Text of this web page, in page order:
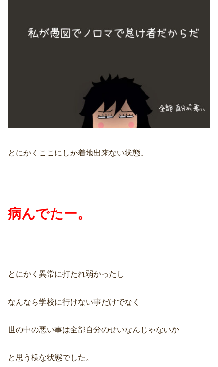
とにかくここにしか着地出来ない状態。
病んでたー。
とにかく異常に打たれ弱かったし
なんなら学校に行けない事だけでなく
世の中の悪い事は全部自分のせいなんじゃないか
と思う様な状態でした。